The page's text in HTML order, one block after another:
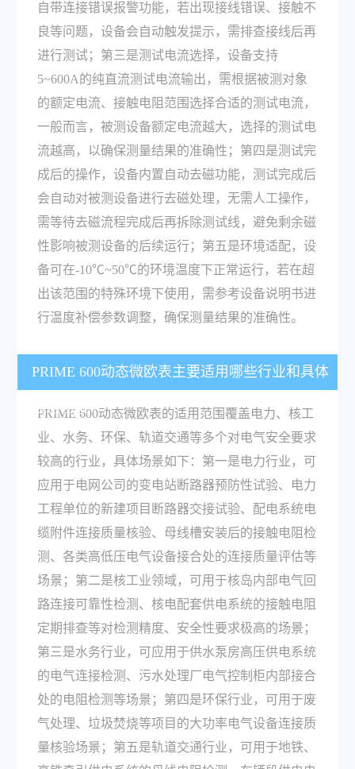
自带连接错误报警功能，若出现接线错误、接触不
良等问题，设备会自动触发提示，需排查接线后再
进行测试；第三是测试电流选择，设备支持
5~600A的纯直流测试电流输出，需根据被测对象
的额定电流、接触电阻范围选择合适的测试电流，
一般而言，被测设备额定电流越大，选择的测试电
流越高，以确保测量结果的准确性；第四是测试完
成后的操作，设备内置自动去磁功能，测试完成后
会自动对被测设备进行去磁处理，无需人工操作，
需等待去磁流程完成后再拆除测试线，避免剩余磁
性影响被测设备的后续运行；第五是环境适配，设
备可在-10℃~50℃的环境温度下正常运行，若在超
出该范围的特殊环境下使用，需参考设备说明书进
行温度补偿参数调整，确保测量结果的准确性。
PRIME 600动态微欧表主要适用哪些行业和具体
检测场景？
PRIME 600动态微欧表的适用范围覆盖电力、核工
业、水务、环保、轨道交通等多个对电气安全要求
较高的行业，具体场景如下：第一是电力行业，可
应用于电网公司的变电站断路器预防性试验、电力
工程单位的新建项目断路器交接试验、配电系统电
缆附件连接质量核验、母线槽安装后的接触电阻检
测、各类高低压电气设备接合处的连接质量评估等
场景；第二是核工业领域，可用于核岛内部电气回
路连接可靠性检测、核电配套供电系统的接触电阻
定期排查等对检测精度、安全性要求极高的场景；
第三是水务行业，可应用于供水泵房高压供电系统
的电气连接检测、污水处理厂电气控制柜内部接合
处的电阻检测等场景；第四是环保行业，可用于废
气处理、垃圾焚烧等项目的大功率电气设备连接质
量核验场景；第五是轨道交通行业，可用于地铁、